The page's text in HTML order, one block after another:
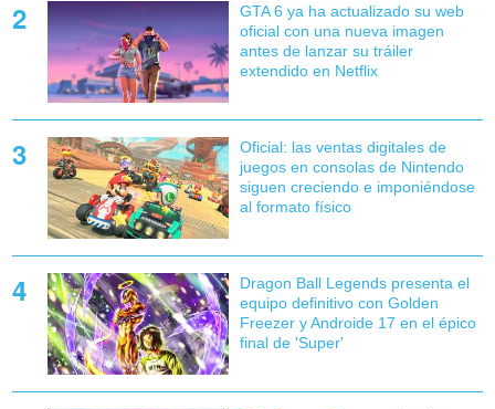
GTA 6 ya ha actualizado su web
oficial con una nueva imagen
antes de lanzar su tráiler
extendido en Netflix
Oficial: las ventas digitales de
juegos en consolas de Nintendo
siguen creciendo e imponiéndose
al formato físico
Dragon Ball Legends presenta el
equipo definitivo con Golden
Freezer y Androide 17 en el épico
final de 'Super'